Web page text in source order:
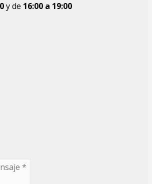
y de 16:00 a 19:00